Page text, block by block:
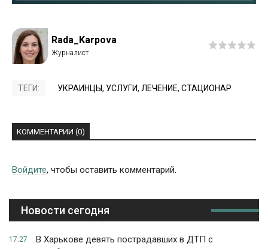
Rada_Karpova
ТЕГИ: УКРАИНЦЫ, УСЛУГИ, ЛЕЧЕНИЕ, СТАЦИОНАР
КОММЕНТАРИИ (0)
Войдите, чтобы оставить комментарий.
Новости сегодня
17:27
В Харькове девять пострадавших в ДТП с